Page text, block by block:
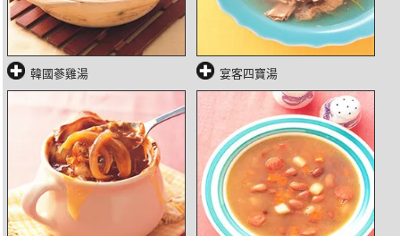
韓國蔘雞湯 宴客四寶湯